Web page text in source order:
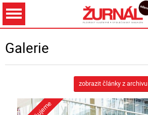
Galerie
zobrazit články z archivu
Zobrazit